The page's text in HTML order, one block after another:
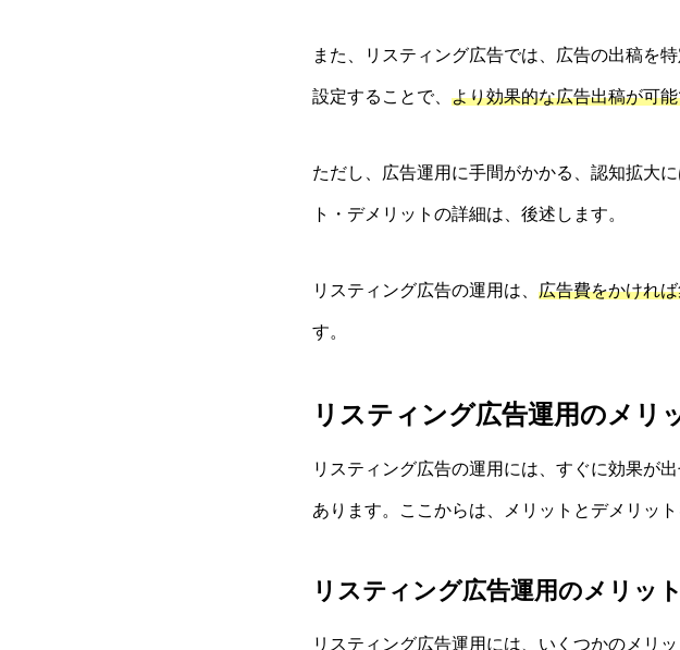
また、リスティング広告では、広告の出稿を
設定することで、 より効果的な広告出稿が可
ただし、広告運用に手間がかかる、認知拡大
ト・デメリットの詳細は、後述します。
リスティング広告の運用は、 広告費をかけれ
す。
リスティング広告運用のメリ
リスティング広告の運用には、すぐに効果が
あります。ここからは、メリットとデメリッ
リスティング広告運用のメリッ
リスティング広告運用には、いくつかのメリッ